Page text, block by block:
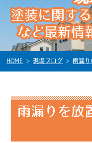
塗装に関す
など最新情
HOME >現場ブログ > 雨漏り
雨漏りを放